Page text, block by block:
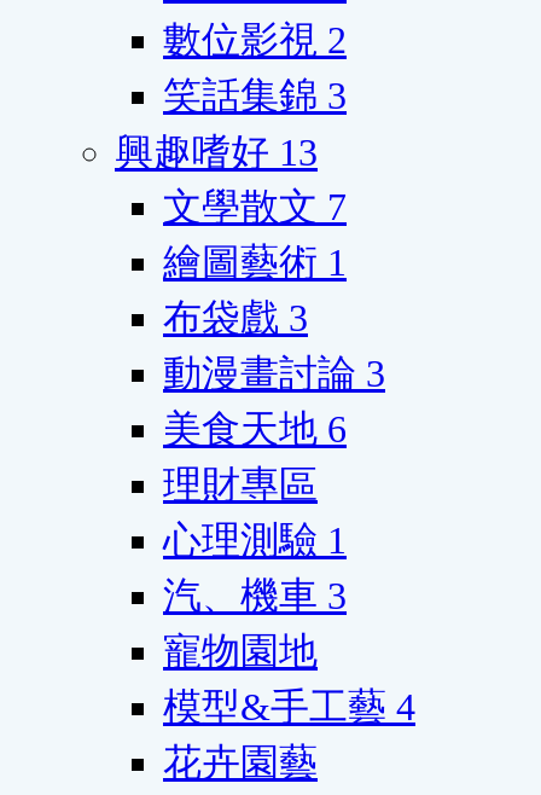
數位影視 2
笑話集錦 3
興趣嗜好 13
文學散文 7
繪圖藝術 1
布袋戲 3
動漫畫討論 3
美食天地 6
理財專區
心理測驗 1
汽、機車 3
寵物園地
模型&手工藝 4
花卉園藝